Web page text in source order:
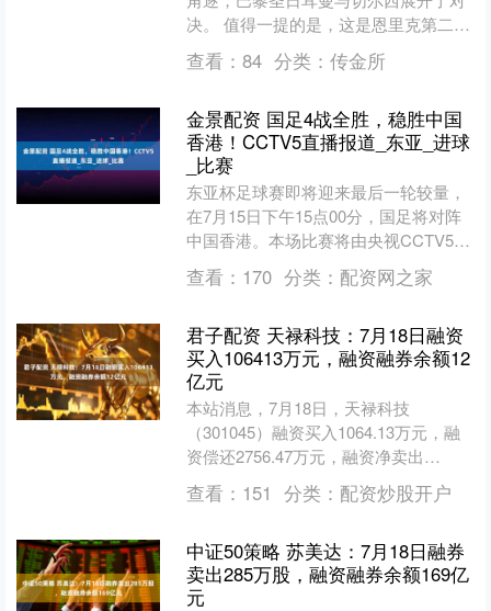
决。 值得一提的是，这是恩里克第二次
作为主帅带领球队进入世俱杯决赛！上
一次是在2015年执教....
查看： 84 分类： 传金所
金景配资 国足4战全胜，稳胜中国
香港！CCTV5直播报道_东亚_进球
_比赛
东亚杯足球赛即将迎来最后一轮较量，
在7月15日下午15点00分，国足将对阵
中国香港。本场比赛将由央视CCTV5频
道进行现场直播报道。 在前两轮比赛
中，国足先后以....
查看： 170 分类： 配资网之家
君子配资 天禄科技：7月18日融资
买入106413万元，融资融券余额12
亿元
本站消息，7月18日，天禄科技
（301045）融资买入1064.13万元，融
资偿还2756.47万元，融资净卖出
1692.34万元，融资余额1.2亿元，近20
个....
查看： 151 分类： 配资炒股开户
中证50策略 苏美达：7月18日融券
卖出285万股，融资融券余额169亿
元